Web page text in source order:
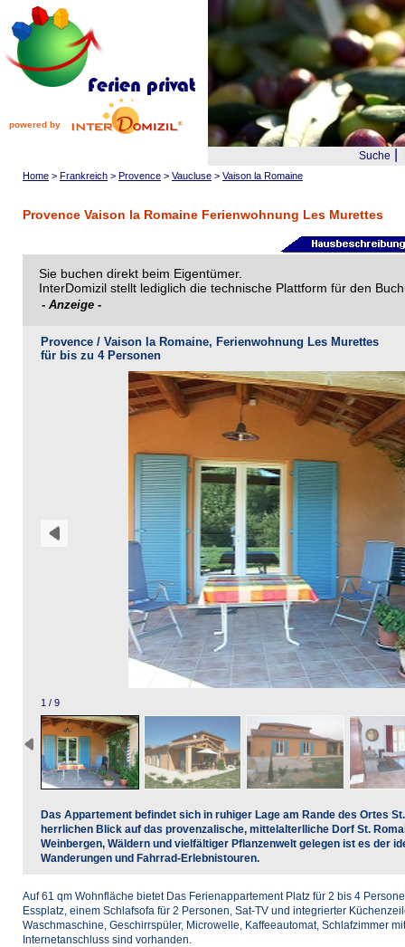
powered by
Suche
Home > Frankreich > Provence > Vaucluse > Vaison la Romaine
Provence Vaison la Romaine Ferienwohnung Les Murettes
Sie buchen direkt beim Eigentümer.
InterDomizil stellt lediglich die technische Plattform für den
- Anzeige -
Provence / Vaison la Romaine, Ferienwohnung Les Murettes
für bis zu 4 Personen
1 / 9
Das Appartement befindet sich in ruhiger Lage am Rande des Ortes
herrlichen Blick auf das provenzalische, mittelalterlliche Dorf St.
Weinbergen, Wäldern und vielfältiger Pflanzenwelt gelegen ist es der
Wanderungen und Fahrrad-Erlebnistouren.
Auf 61 qm Wohnfläche bietet Das Ferienappartement Platz für 2 bis 4
Essplatz, einem Schlafsofa für 2 Personen, Sat-TV und integrierter
Waschmaschine, Geschirrspüler, Microwelle, Kaffeeautomat, Schlafzimmer
Internetanschluss sind vorhanden.